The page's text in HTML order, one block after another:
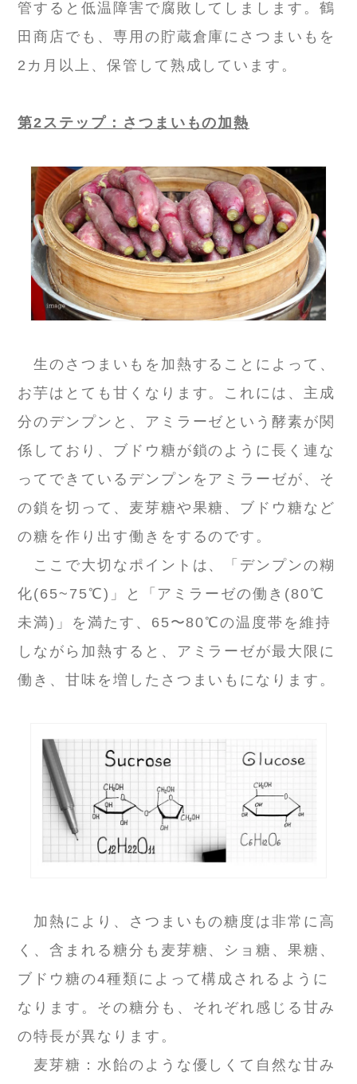
管すると低温障害で腐敗してしまします。鶴
田商店でも、専用の貯蔵倉庫にさつまいもを
2カ月以上、保管して熟成しています。
第2ステップ：さつまいもの加熱
生のさつまいもを加熱することによって、
お芋はとても甘くなります。これには、主成
分のデンプンと、アミラーゼという酵素が関
係しており、ブドウ糖が鎖のように長く連な
ってできているデンプンをアミラーゼが、そ
の鎖を切って、麦芽糖や果糖、ブドウ糖など
の糖を作り出す働きをするのです。
ここで大切なポイントは、「デンプンの糊
化(65~75℃)」と「アミラーゼの働き(80℃
未満)」を満たす、65〜80℃の温度帯を維持
しながら加熱すると、アミラーゼが最大限に
働き、甘味を増したさつまいもになります。
加熱により、さつまいもの糖度は非常に高
く、含まれる糖分も麦芽糖、ショ糖、果糖、
ブドウ糖の4種類によって構成されるように
なります。その糖分も、それぞれ感じる甘み
の特長が異なります。
麦芽糖：水飴のような優しくて自然な甘み